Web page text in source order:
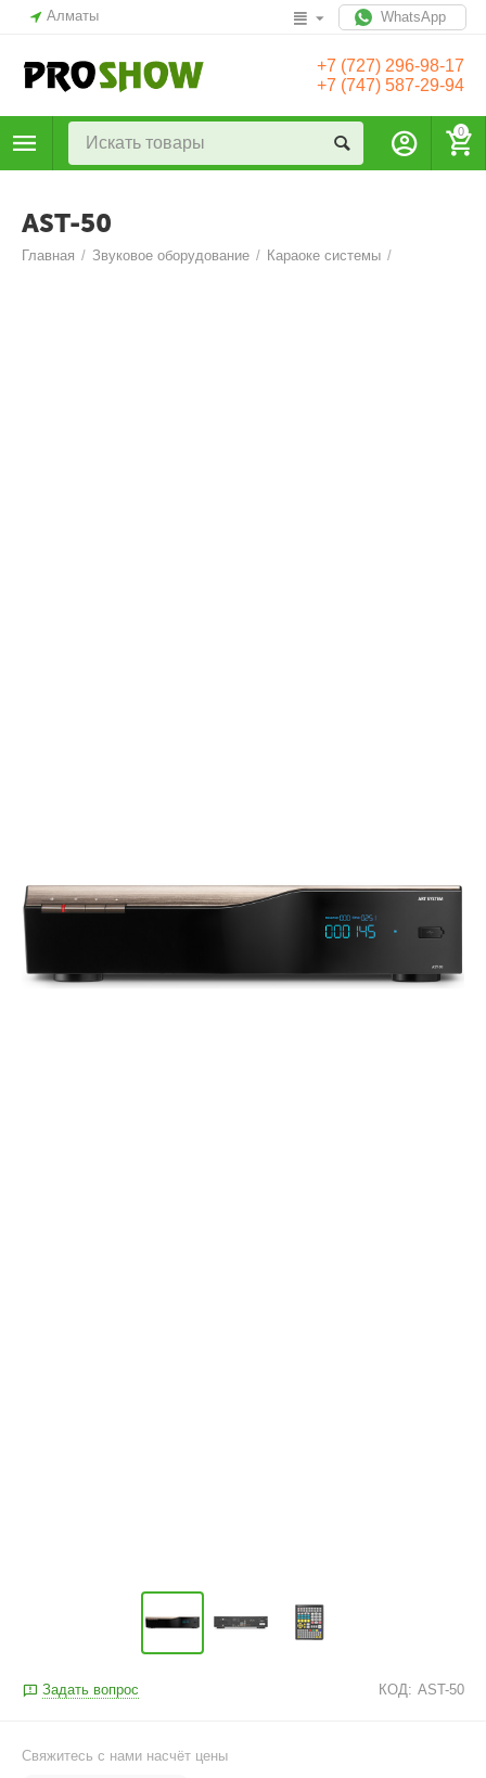
Алматы WhatsApp
+7 (727) 296-98-17
+7 (747) 587-29-94
0
AST-50
Главная / Звуковое оборудование / Караоке системы /
Задать вопрос КОД: AST-50
Свяжитесь с нами насчёт цены